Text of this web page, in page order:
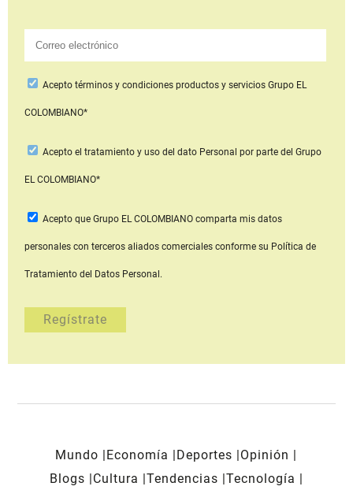
Aceptotérminos y condiciones productos y serviciosGrupo EL
COLOMBIANO*
Acepto el tratamiento y uso del dato Personal por parte del Grupo
EL COLOMBIANO*
Acepto que Grupo EL COLOMBIANOcomparta mis datos
personales con terceros aliados comerciales conforme su Política de
Tratamiento del Datos Personal.
Mundo Economía Deportes
Opinión
Blogs
Cultura Tendencias Tecnología